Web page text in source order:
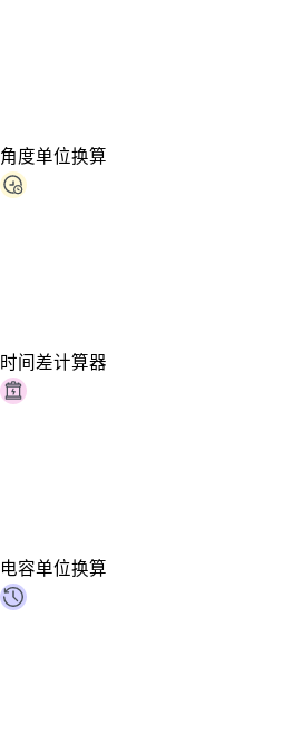
角度单位换算
时间差计算器
电容单位换算